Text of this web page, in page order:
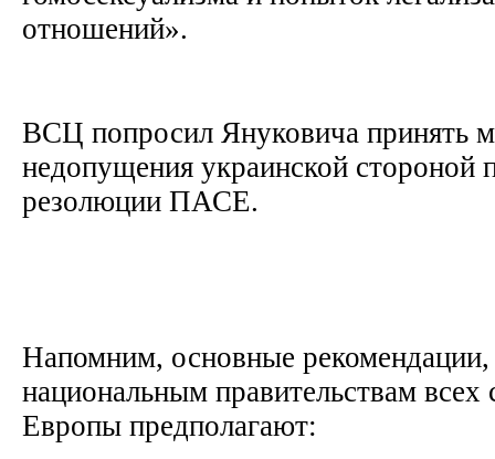
отношений».
ВСЦ попросил Януковича принять
недопущения украинской стороной
резолюции ПАСЕ.
Напомним, основные рекомендации,
национальным правительствам всех
Европы предполагают: